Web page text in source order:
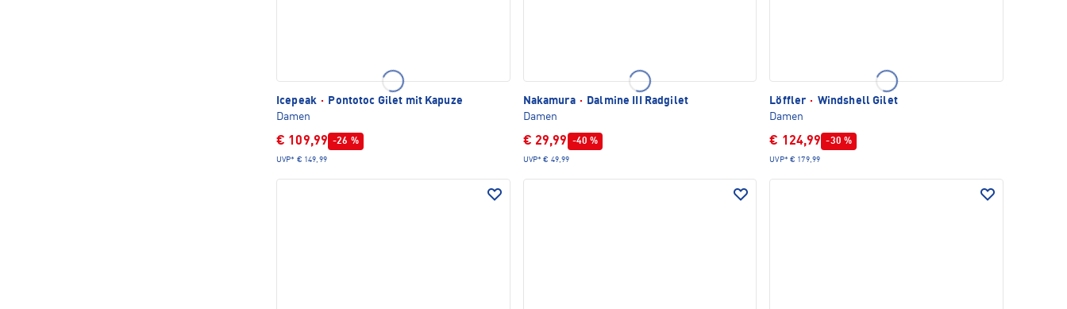
Icepeak ·
Pontotoc Gilet mit Kapuze
Damen
€ 109,99 -26 %
UVP* € 149,99
Nakamura ·
Dalmine III Radgilet
Damen
€ 29,99 -40 %
UVP* € 49,99
Löffler · Windshell Gilet
Damen
€ 124,99 -30 %
UVP* € 179,99